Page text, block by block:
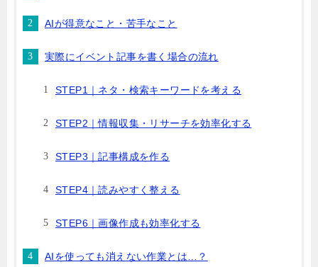
AIが得意なこと・苦手なこと
実際にイベント記事を書く場合の流れ
STEP1｜ネタ・検索キーワードを考える
STEP2｜情報収集・リサーチを効率化する
STEP3｜記事構成を作る
STEP4｜読みやすく整える
STEP6｜画像作成も効率化する
AIを使っても消えない作業とは…？